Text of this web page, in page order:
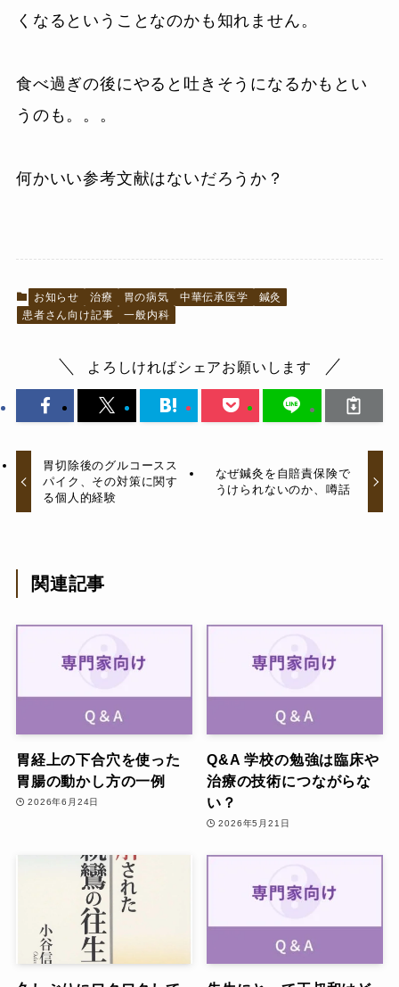
くなるということなのかも知れません。
食べ過ぎの後にやると吐きそうになるかもとい
うのも。。。
何かいい参考文献はないだろうか？
お知らせ 治療 胃の病気 中華伝承医学
鍼灸
患者さん向け記事
一般内科
よろしければシェアお願いします
胃切除後のグルコースス
パイク、その対策に関す
る個人的経験
なぜ鍼灸を自賠責保険で
うけられないのか、噂話
関連記事
胃経上の下合穴を使った
胃腸の動かし方の一例
2026年6月24日
Q&A 学校の勉強は臨床や
治療の技術につながらな
い？
2026年5月21日